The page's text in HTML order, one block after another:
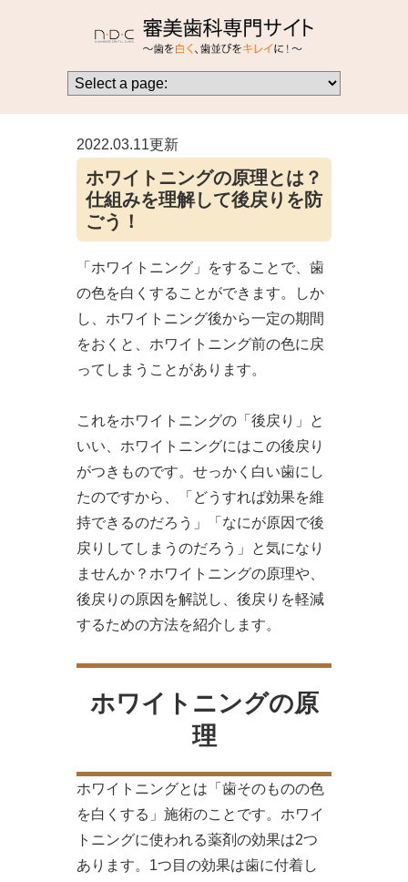
2022.03.11更新
ホワイトニングの原理とは？
仕組みを理解して後戻りを防
ごう！
「ホワイトニング」をすることで、歯
の色を白くすることができます。しか
し、ホワイトニング後から一定の期間
をおくと、ホワイトニング前の色に戻
ってしまうことがあります。
これをホワイトニングの「後戻り」と
いい、ホワイトニングにはこの後戻り
がつきものです。せっかく白い歯にし
たのですから、「どうすれば効果を維
持できるのだろう」「なにが原因で後
戻りしてしまうのだろう」と気になり
ませんか？ホワイトニングの原理や、
後戻りの原因を解説し、後戻りを軽減
するための方法を紹介します。
ホワイトニングの原
理
ホワイトニングとは「歯そのものの色
を白くする」施術のことです。ホワイ
トニングに使われる薬剤の効果は2つ
あります。1つ目の効果は歯に付着し